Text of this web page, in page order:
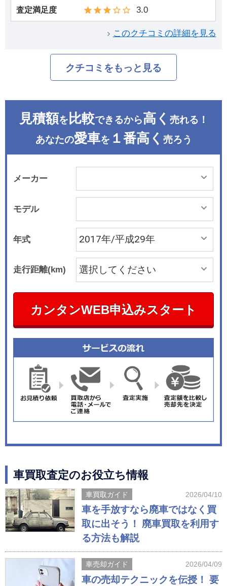
査定満足度 3.0
このクチコミの詳細を見る
クチコミをもっと見る
見積額を 比較できるから高く 売れる！
あなたの愛車を １番高く 売ろう
メーカー
モデル
年式
走行距離(km)
カンタンWEB申込みスタート
車買取査定のお役立ち情報
車買取ガイド 2026/04/10
車を手放すなら廃車ではなく買
取に出そう！ 廃車買取を利用す
る方法も解説
車売却ガイド 2026/04/09
車の売却テクニックを伝授！ 要